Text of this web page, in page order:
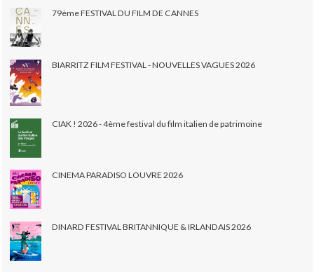
79ème FESTIVAL DU FILM DE CANNES
BIARRITZ FILM FESTIVAL - NOUVELLES VAGUES 2026
CIAK ! 2026 - 4ème festival du film italien de patrimoine
CINEMA PARADISO LOUVRE 2026
DINARD FESTIVAL BRITANNIQUE & IRLANDAIS 2026